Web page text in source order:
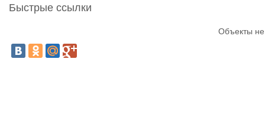
Быстрые ссылки
Объекты